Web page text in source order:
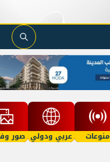
منوعات عربي ودولي صور